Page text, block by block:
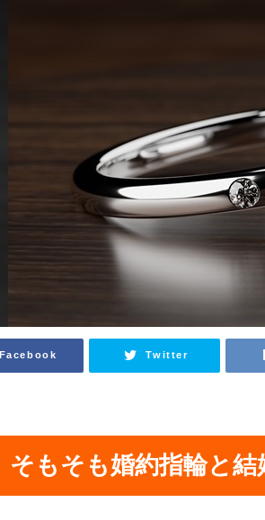
Facebook Twitter
そもそも婚約指輪と